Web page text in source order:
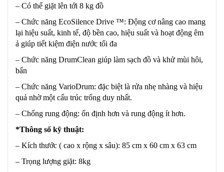
– Có thể giặt lên tới 8 kg đồ
– Chức năng EcoSilence Drive ™: Động cơ nâng cao mang
lại hiệu suất, kinh tế, độ bền cao, hiệu suất và hoạt động êm
ả giúp tiết kiệm điện nước tối đa
– Chức năng DrumClean giúp làm sạch đồ và khử mùi hôi,
bẩn
– Chức năng VarioDrum: đặc biệt là rửa nhẹ nhàng và hiệu
quả nhờ một cấu trúc trống duy nhất.
– Chống rung động: ổn định hơn và rung động ít hơn.
*Thông số kỹ thuật:
– Kích thước ( cao x rộng x sâu): 85 cm x 60 cm x 63 cm
– Trọng lượng giặt: 8kg